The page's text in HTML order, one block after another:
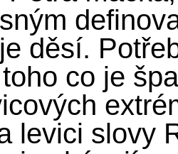
děsí.
co je
levici slovy